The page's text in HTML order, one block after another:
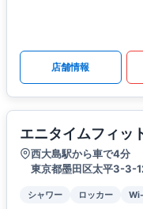
店舗情報
エニタイムフィッ
西大島駅から車で4分
東京都墨田区太平3-3-
シャワー ロッカー